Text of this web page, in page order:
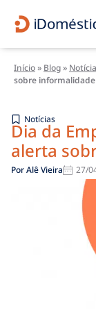
Início» Blog»
sobre
Notícias
Dia da
alerta
PorAlê Vieira 27/